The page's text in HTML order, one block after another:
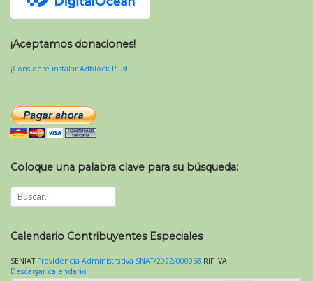
¡Aceptamos donaciones!
¡Considere instalar Adblock Plus!
Coloque una palabra clave para su búsqueda:
Calendario Contribuyentes Especiales
SENIAT Providencia Administrativa SNAT/2022/000068 RIF IVA.
Descargar calendario